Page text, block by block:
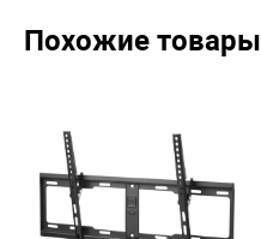
Похожие товары